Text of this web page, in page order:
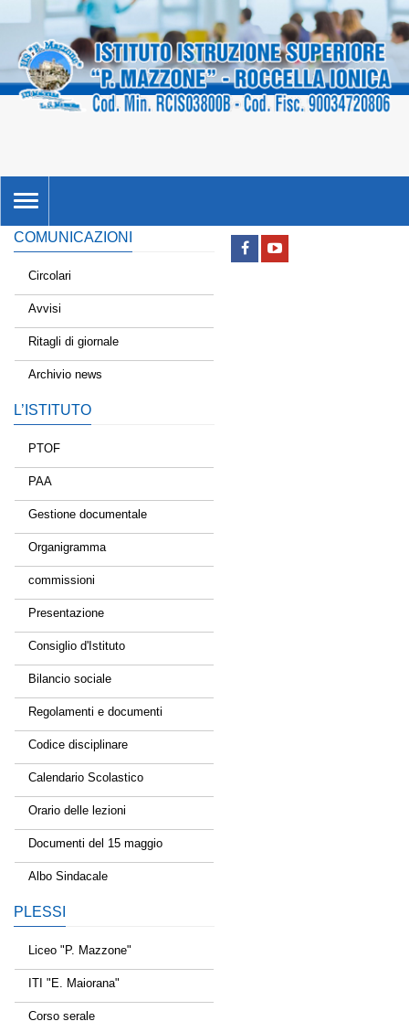
TOGGLE
NAVIGATION
COMUNICAZIONI
Circolari
Avvisi
Ritagli di giornale
Archivio news
L’ISTITUTO
PTOF
PAA
Gestione documentale
Organigramma
commissioni
Presentazione
Consiglio d'Istituto
Bilancio sociale
Regolamenti e documenti
Codice disciplinare
Calendario Scolastico
Orario delle lezioni
Documenti del 15 maggio
Albo Sindacale
PLESSI
Liceo "P. Mazzone"
ITI "E. Maiorana"
Corso serale